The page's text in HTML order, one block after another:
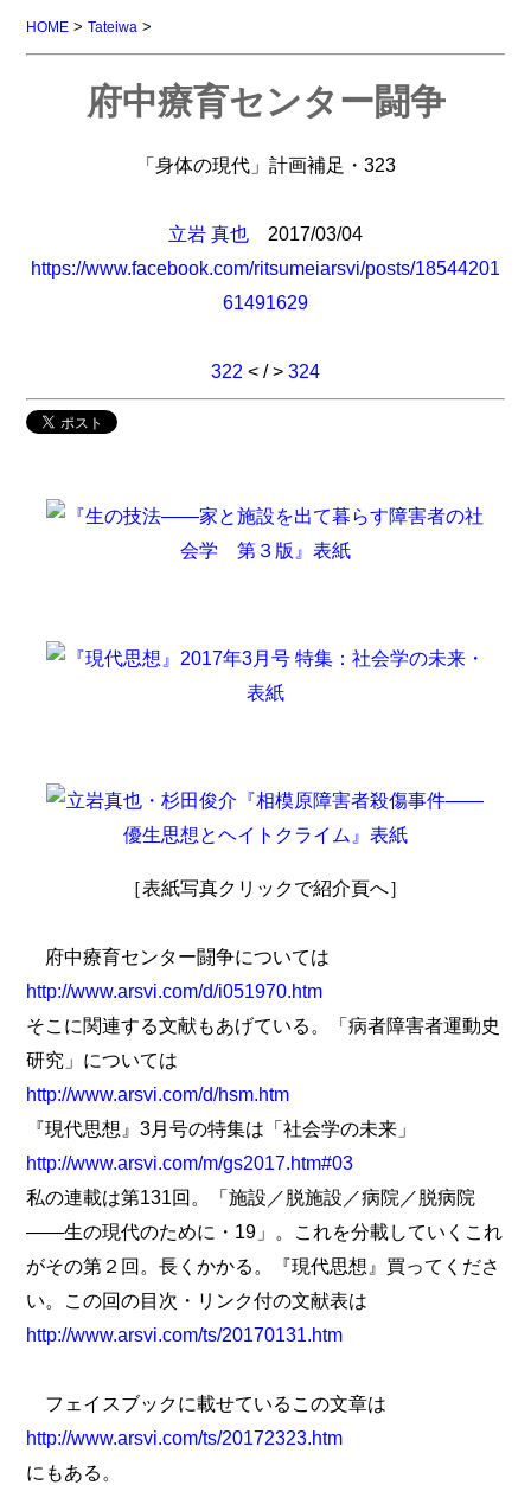
HOME >Tateiwa >
府中療育センター闘争
「身体の現代」計画補足・323
立岩 真也 2017/03/04
https://www.facebook.com/ritsumeiarsvi/posts/18544201
61491629
322 < / > 324
［表紙写真クリックで紹介頁へ］
府中療育センター闘争については
http://www.arsvi.com/d/i051970.htm
そこに関連する文献もあげている。「病者障害者運動史
研究」については
http://www.arsvi.com/d/hsm.htm
『現代思想』3月号の特集は「社会学の未来」
http://www.arsvi.com/m/gs2017.htm#03
私の連載は第131回。「施設／脱施設／病院／脱病院
――生の現代のために・19」。これを分載していくこれ
がその第２回。長くかかる。『現代思想』買ってくださ
い。この回の目次・リンク付の文献表は
http://www.arsvi.com/ts/20170131.htm
フェイスブックに載せているこの文章は
http://www.arsvi.com/ts/20172323.htm
にもある。